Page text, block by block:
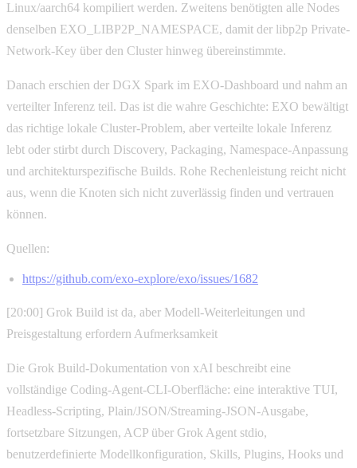
Linux/aarch64 kompiliert werden. Zweitens benötigten alle Nodes
denselben EXO_LIBP2P_NAMESPACE, damit der libp2p Private-
Network-Key über den Cluster hinweg übereinstimmte.
Danach erschien der DGX Spark im EXO-Dashboard und nahm an
verteilter Inferenz teil. Das ist die wahre Geschichte: EXO bewältigt
das richtige lokale Cluster-Problem, aber verteilte lokale Inferenz
lebt oder stirbt durch Discovery, Packaging, Namespace-Anpassung
und architekturspezifische Builds. Rohe Rechenleistung reicht nicht
aus, wenn die Knoten sich nicht zuverlässig finden und vertrauen
können.
Quellen:
https://github.com/exo-explore/exo/issues/1682
[20:00] Grok Build ist da, aber Modell-Weiterleitungen und
Preisgestaltung erfordern Aufmerksamkeit
Die Grok Build-Dokumentation von xAI beschreibt eine
vollständige Coding-Agent-CLI-Oberfläche: eine interaktive TUI,
Headless-Scripting, Plain/JSON/Streaming-JSON-Ausgabe,
fortsetzbare Sitzungen, ACP über Grok Agent stdio,
benutzerdefinierte Modellkonfiguration, Skills, Plugins, Hooks und